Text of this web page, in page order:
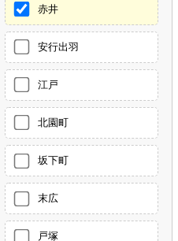
赤井
安行出羽
江戸
北園町
坂下町
末広
戸塚